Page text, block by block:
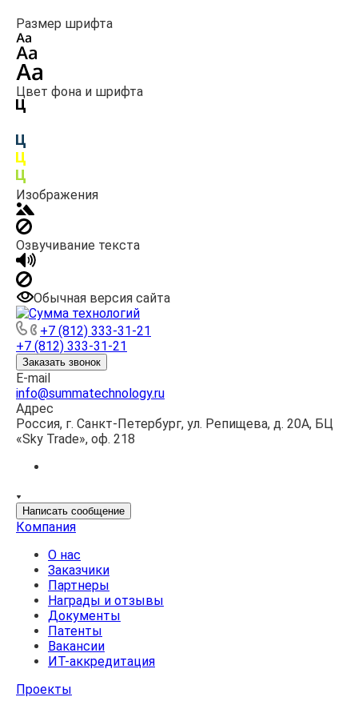
Размер шрифта
Цвет фона и шрифта
Изображения
Озвучивание текста
Обычная версия сайта
+7 (812) 333-31-21
+7 (812) 333-31-21
Заказать звонок
E-mail
info@summatechnology.ru
Адрес
Россия, г. Санкт-Петербург, ул. Репищева, д. 20А, БЦ
«Sky Trade», оф. 218
Написать сообщение
Компания
О нас
Заказчики
Партнеры
Награды и отзывы
Документы
Патенты
Вакансии
ИТ-аккредитация
Проекты